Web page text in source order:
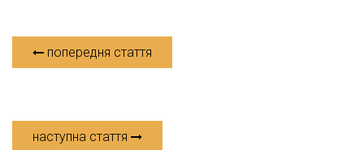
попередня стаття
наступна стаття